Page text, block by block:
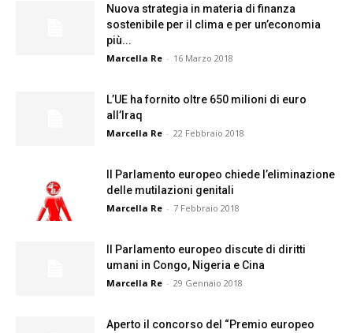
Nuova strategia in materia di finanza
sostenibile per il clima e per un’economia
più...
Marcella Re - 16 Marzo 2018
L’UE ha fornito oltre 650 milioni di euro
all’Iraq
Marcella Re - 22 Febbraio 2018
Il Parlamento europeo chiede l’eliminazione
delle mutilazioni genitali
Marcella Re - 7 Febbraio 2018
Il Parlamento europeo discute di diritti
umani in Congo, Nigeria e Cina
Marcella Re - 29 Gennaio 2018
Aperto il concorso del “Premio europeo